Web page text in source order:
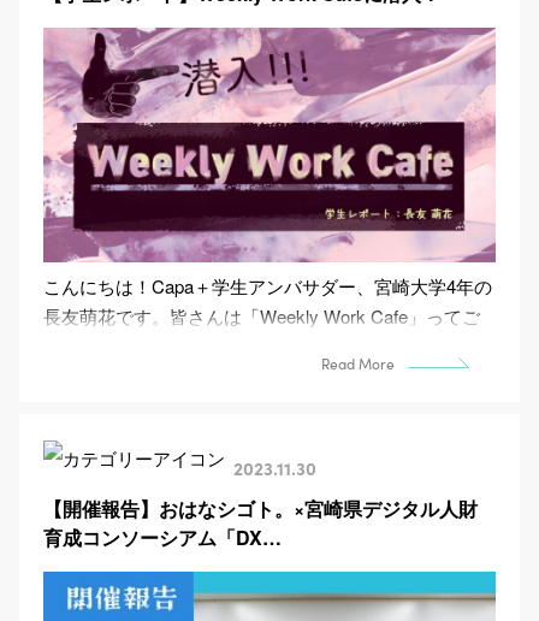
こんにちは！Capa＋学生アンバサダー、宮崎大学4年の
長友萌花です。皆さんは「Weekly Work Cafe」ってご
Read More
2023.11.30
【開催報告】おはなシゴト。×宮崎県デジタル人財
育成コンソーシアム「DX…